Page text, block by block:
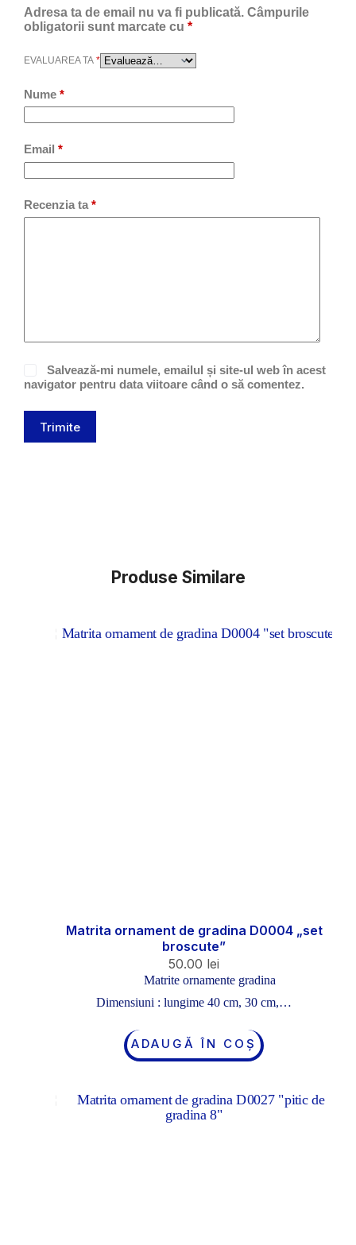
Adresa ta de email nu va fi publicată. Câmpurile
obligatorii sunt marcate cu *
EVALUAREA TA *
Nume *
Email *
Recenzia ta *
Salvează-mi numele, emailul și site-ul web în acest
navigator pentru data viitoare când o să comentez.
Trimite
Produse Similare
Matrita ornament de gradina D0004 „set
broscute”
50.00 lei
Matrite ornamente gradina
Dimensiuni : lungime 40 cm, 30 cm,…
ADAUGĂ ÎN COȘ